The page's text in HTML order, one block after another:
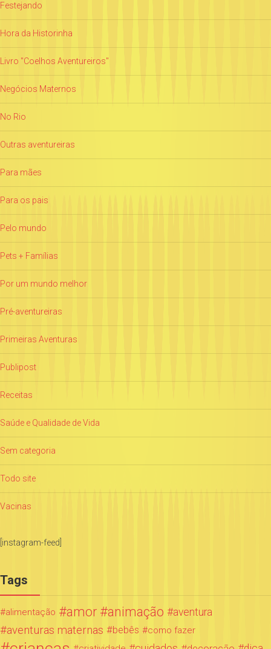
Festejando
Hora da Historinha
Livro "Coelhos Aventureiros"
Negócios Maternos
No Rio
Outras aventureiras
Para mães
Para os pais
Pelo mundo
Pets + Famílias
Por um mundo melhor
Pré-aventureiras
Primeiras Aventuras
Publipost
Receitas
Saúde e Qualidade de Vida
Sem categoria
Todo site
Vacinas
[instagram-feed]
Tags
alimentação amor animação aventura
aventuras maternas bebês como fazer